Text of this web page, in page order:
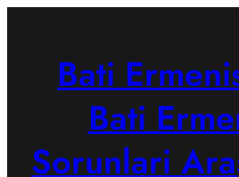
Bati
Bati
Sorunlari